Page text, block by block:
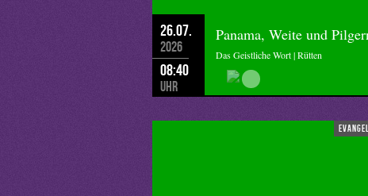
26.07.
2026
08:40
Uhr
Panama, Weite und
Das Geistliche Wort | Rütten